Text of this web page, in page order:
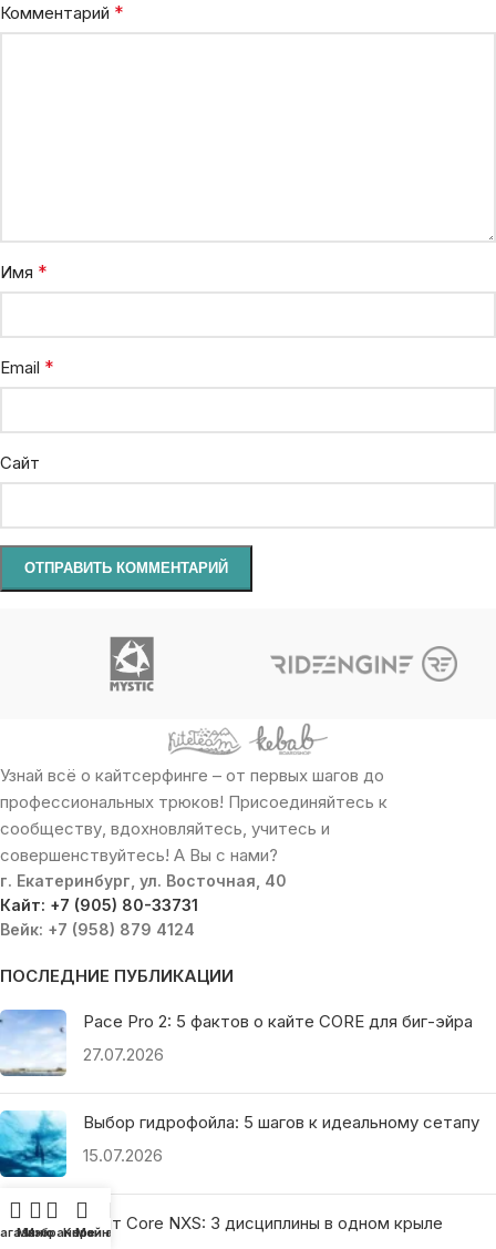
Комментарий *
Имя *
Email *
Сайт
Узнай всё о кайтсерфинге – от первых шагов до
профессиональных трюков! Присоединяйтесь к
сообществу, вдохновляйтесь, учитесь и
совершенствуйтесь! А Вы с нами?
г. Екатеринбург, ул. Восточная, 40
Кайт: +7 (905) 80-33731
Вейк: +7 (958) 879 4124
ПОСЛЕДНИЕ ПУБЛИКАЦИИ
Pace Pro 2: 5 фактов о кайте CORE для биг-эйра
27.07.2026
Выбор гидрофойла: 5 шагов к идеальному сетапу
15.07.2026
Кайт Core NXS: 3 дисциплины в одном крыле
Меню
Избранное
Корзина
Мой аккаунт